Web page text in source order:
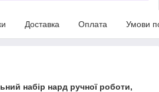
Доставка Оплата Умови
набір нард ручної роботи,